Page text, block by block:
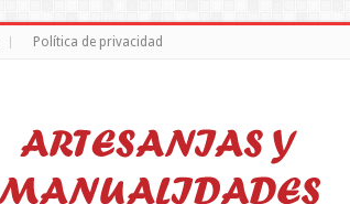
Política de privacidad